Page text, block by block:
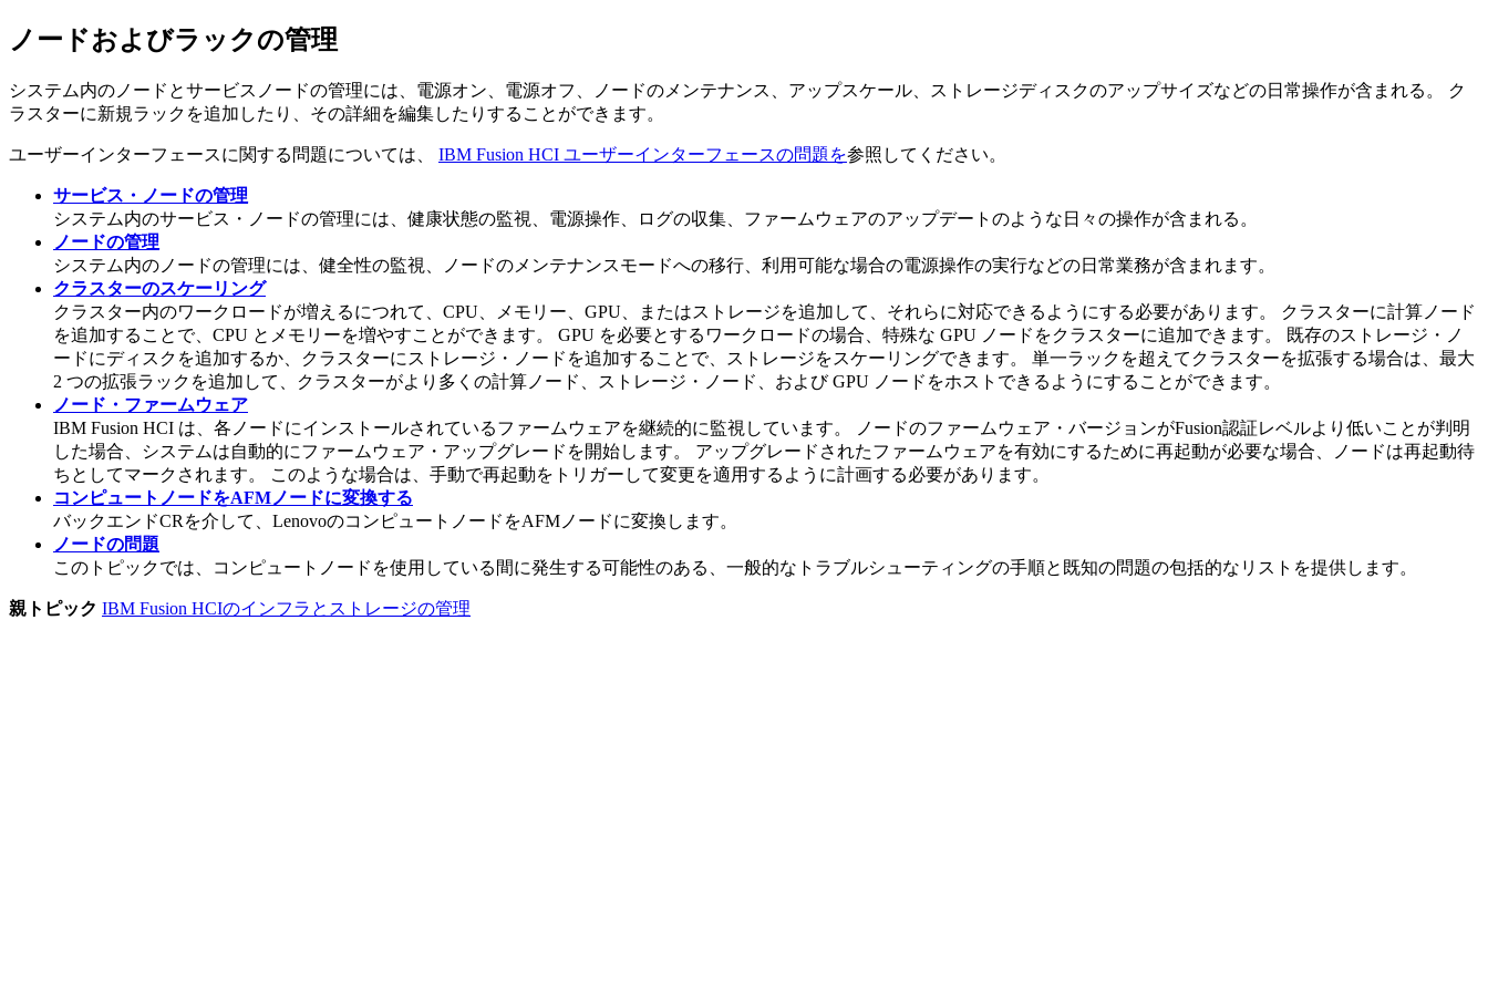
ノードおよびラックの管理
システム内のノードとサービスノードの管理には、電源オン、電源オフ、ノードのメンテナンス、アップスケール、ストレージディスクのアップサイズなどの日常操作が含まれる。 ク
ラスターに新規ラックを追加したり、その詳細を編集したりすることができます。
ユーザーインターフェースに関する問題については、 IBM Fusion HCI ユーザーインターフェースの問題を参照してください。
サービス・ノードの管理
システム内のサービス・ノードの管理には、健康状態の監視、電源操作、ログの収集、ファームウェアのアップデートのような日々の操作が含まれる。
ノードの管理
システム内のノードの管理には、健全性の監視、ノードのメンテナンスモードへの移行、利用可能な場合の電源操作の実行などの日常業務が含まれます。
クラスターのスケーリング
クラスター内のワークロードが増えるにつれて、CPU、メモリー、GPU、またはストレージを追加して、それらに対応できるようにする必要があります。 クラスターに計算ノード
を追加することで、CPU とメモリーを増やすことができます。 GPU を必要とするワークロードの場合、特殊な GPU ノードをクラスターに追加できます。 既存のストレージ・ノ
ードにディスクを追加するか、クラスターにストレージ・ノードを追加することで、ストレージをスケーリングできます。 単一ラックを超えてクラスターを拡張する場合は、最大
2 つの拡張ラックを追加して、クラスターがより多くの計算ノード、ストレージ・ノード、および GPU ノードをホストできるようにすることができます。
ノード・ファームウェア
IBM Fusion HCI は 、各ノードにインストールされているファームウェアを継続的に監視しています。 ノードのファームウェア・バージョンがFusion認証レベルより低いことが判明
した場合、システムは自動的にファームウェア・アップグレードを開始します。 アップグレードされたファームウェアを有効にするために再起動が必要な場合、ノードは再起動待
ちとしてマークされます。 このような場合は、手動で再起動をトリガーして変更を適用するように計画する必要があります。
コンピュートノードをAFMノードに変換する
バックエンドCRを介して、LenovoのコンピュートノードをAFMノードに変換します。
ノードの問題
このトピックでは、コンピュートノードを使用している間に発生する可能性のある、一般的なトラブルシューティングの手順と既知の問題の包括的なリストを提供します。
親トピック IBM Fusion HCIのインフラとストレージの管理